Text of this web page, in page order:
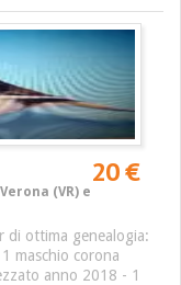
20 €
(VR) e
di ottima genealogia:
maschio corona
anno 2018 - 1